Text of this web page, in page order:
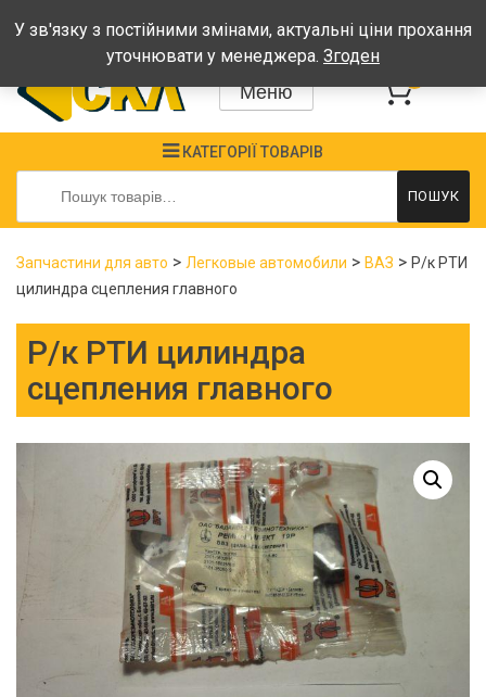
Графік: Пн-Пт: 08:00-17:00, Сб-Нд - вихідні
Меню
КАТЕГОРІЇ ТОВАРІВ
Шукати:
ПОШУК
Запчастини для авто > Легковые автомобили > ВАЗ > Р/к РТИ
цилиндра сцепления главного
Р/к РТИ цилиндра
сцепления главного
У зв'язку з постійними змінами, актуальні ціни прохання
уточнювати у менеджера. Згоден